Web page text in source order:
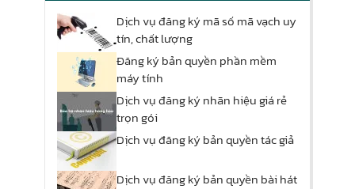
Dịch vụ đăng ký mã số mã vạch uy
tín, chất lượng
Đăng ký bản quyền phần mềm
máy tính
Dịch vụ đăng ký nhãn hiệu giá rẻ
trọn gói
Dịch vụ đăng ký bản quyền tác giả
Dịch vụ đăng ký bản quyền bài hát